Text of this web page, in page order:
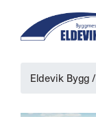
Eldevik Bygg /